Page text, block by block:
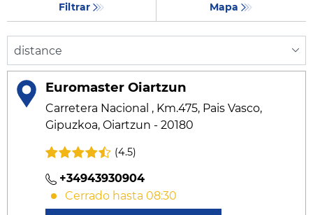
Filtrar Mapa
Euromaster Oiartzun
Carretera Nacional , Km.475, Pais Vasco,
Gipuzkoa, Oiartzun - 20180
(4.5)
+34943930904
Cerrado hasta 08:30